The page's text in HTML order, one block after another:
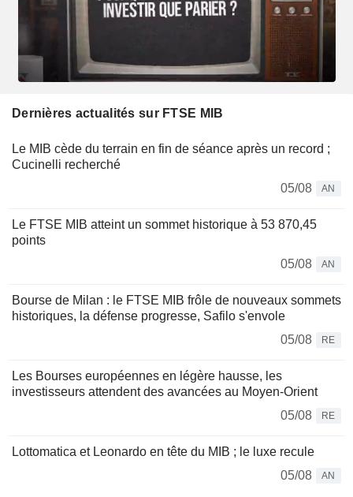
Dernières actualités sur FTSE MIB
Le MIB cède du terrain en fin de séance après un record ;
Cucinelli recherché
05/08
AN
Le FTSE MIB atteint un sommet historique à 53 870,45
points
05/08
AN
Bourse de Milan : le FTSE MIB frôle de nouveaux sommets
historiques, la défense progresse, Safilo s'envole
05/08
RE
Les Bourses européennes en légère hausse, les
investisseurs attendent des avancées au Moyen-Orient
05/08
RE
Lottomatica et Leonardo en tête du MIB ; le luxe recule
05/08
AN